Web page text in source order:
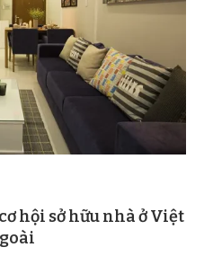
hội sở hữu nhà ở Việt